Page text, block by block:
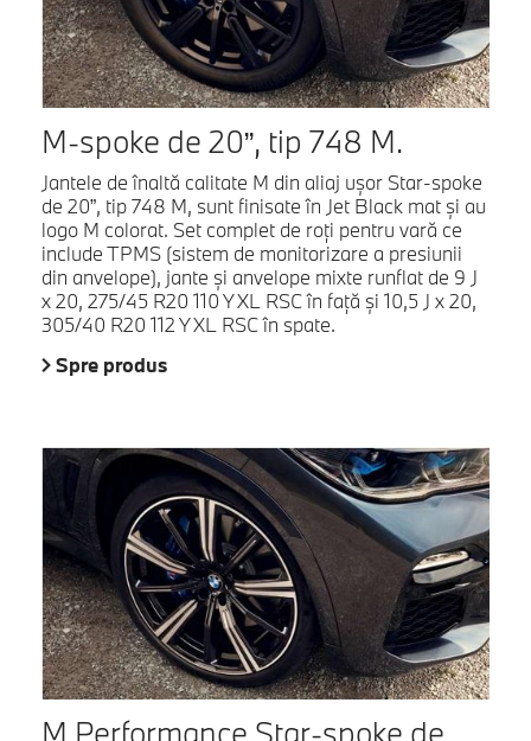
M-spoke de 20”, tip 748 M.
Jantele de înaltă calitate M din aliaj uşor Star-spoke
de 20”, tip 748 M, sunt finisate în Jet Black mat şi au
logo M colorat. Set complet de roţi pentru vară ce
include TPMS (sistem de monitorizare a presiunii
din anvelope), jante şi anvelope mixte runflat de 9 J
x 20, 275/45 R20 110 Y XL RSC în faţă şi 10,5 J x 20,
305/40 R20 112 Y XL RSC în spate.
Spre produs